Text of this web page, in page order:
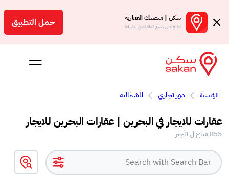
سكن | منصتك العقارية
اطلع على جميع العقارات في تطبيقنا حمل التطبيق
بالعمولة
الرئيسية دور تجاري الشمالية
عقارات للايجار في البحرين | عقارات البحرين للايجار
855 متاح ل تأجير